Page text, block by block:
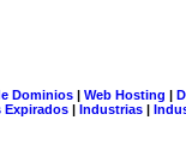
Dominios| Web Hosting |
Expirados | Industrias |